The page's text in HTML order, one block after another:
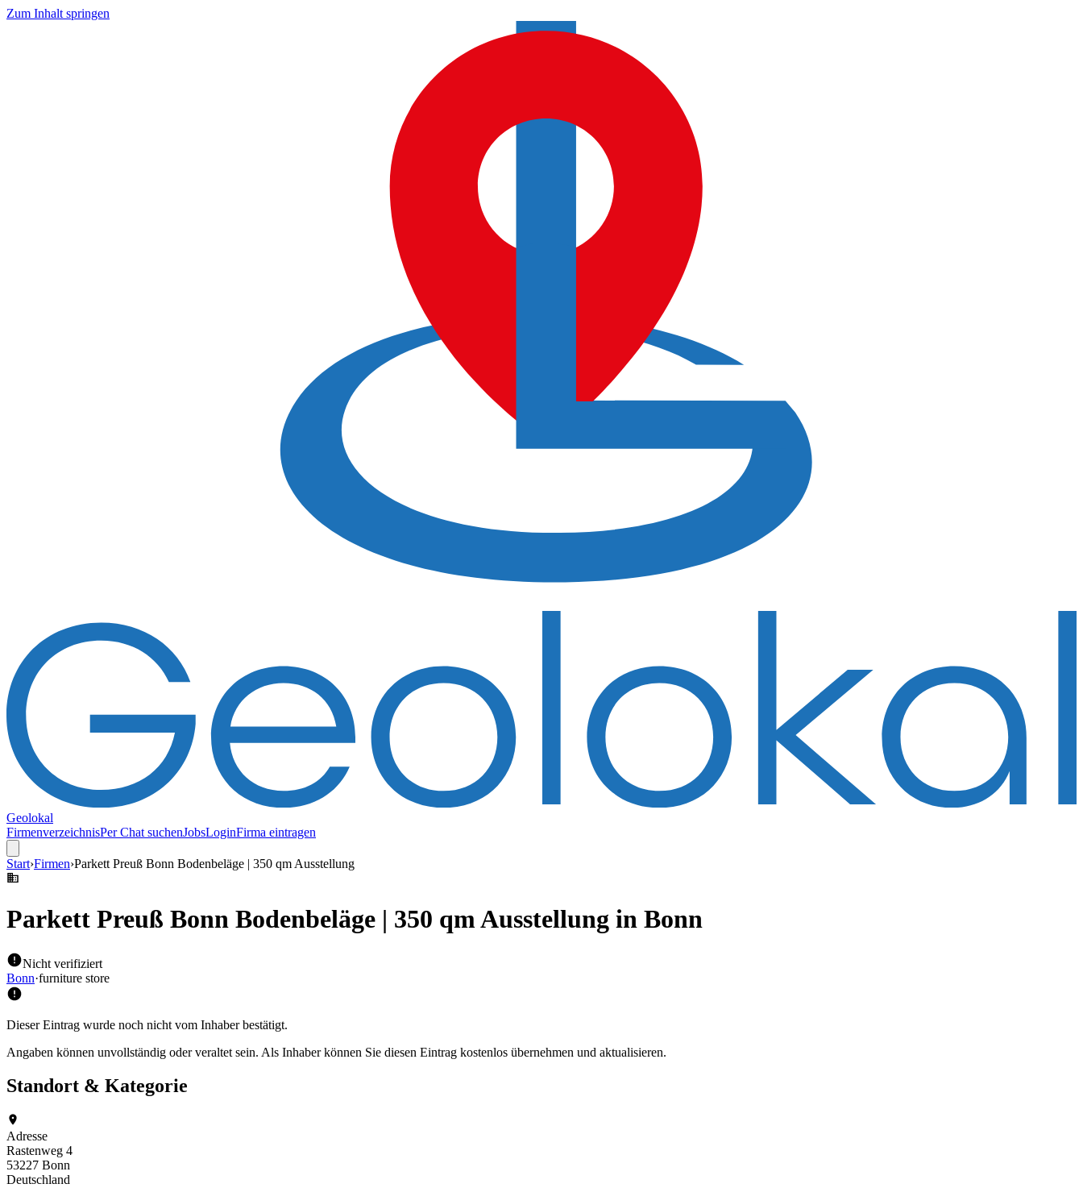
Zum Inhalt springen
Geolokal
FirmenverzeichnisPer Chat suchenJobsLoginFirma eintragen
Start›Firmen›Parkett Preuß Bonn Bodenbeläge | 350 qm Ausstellung
Parkett Preuß Bonn Bodenbeläge | 350 qm Ausstellung in Bonn
Nicht verifiziert
Bonn·furniture store
Dieser Eintrag wurde noch nicht vom Inhaber bestätigt.
Angaben können unvollständig oder veraltet sein. Als Inhaber können Sie diesen Eintrag kostenlos übernehmen und aktualisieren.
Standort & Kategorie
Adresse
Rastenweg 4
53227 Bonn
Deutschland